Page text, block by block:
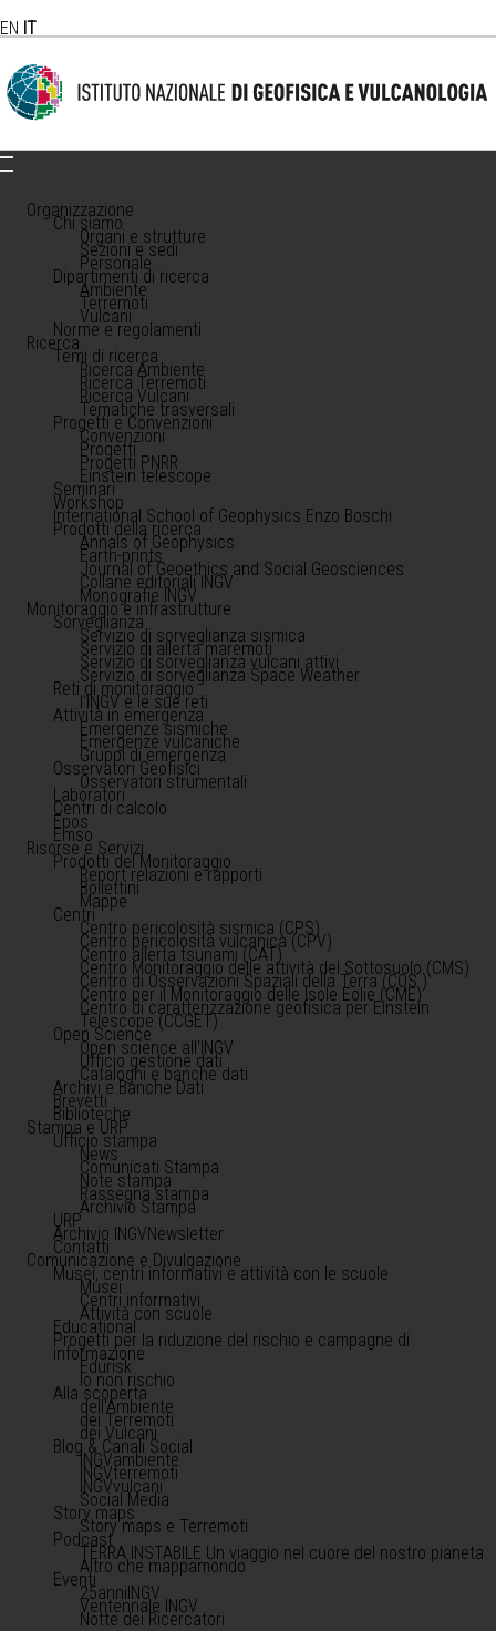
EN IT
Organizzazione
Chi siamo
Organi e strutture
Sezioni e sedi
Personale
Dipartimenti di ricerca
Ambiente
Terremoti
Vulcani
Norme e regolamenti
Ricerca
Temi di ricerca
Ricerca Ambiente
Ricerca Terremoti
Ricerca Vulcani
Tematiche trasversali
Progetti e Convenzioni
Convenzioni
Progetti
Progetti PNRR
Einstein telescope
Seminari
Workshop
International School of Geophysics Enzo Boschi
Prodotti della ricerca
Annals of Geophysics
Earth-prints
Journal of Geoethics and Social Geosciences
Collane editoriali INGV
Monografie INGV
Monitoraggio e infrastrutture
Sorveglianza
Servizio di sorveglianza sismica
Servizio di allerta maremoti
Servizio di sorveglianza vulcani attivi
Servizio di sorveglianza Space Weather
Reti di monitoraggio
l'INGV e le sue reti
Attività in emergenza
Emergenze sismiche
Emergenze vulcaniche
Gruppi di emergenza
Osservatori Geofisici
Osservatori strumentali
Laboratori
Centri di calcolo
Epos
Emso
Risorse e Servizi
Prodotti del Monitoraggio
Report relazioni e rapporti
Bollettini
Mappe
Centri
Centro pericolosità sismica (CPS)
Centro pericolosità vulcanica (CPV)
Centro allerta tsunami (CAT)
Centro Monitoraggio delle attività del Sottosuolo (CMS)
Centro di Osservazioni Spaziali della Terra (COS )
Centro per il Monitoraggio delle Isole Eolie (CME)
Centro di caratterizzazione geofisica per Einstein
Telescope (CCGET)
Open Science
Open science all'INGV
Ufficio gestione dati
Cataloghi e banche dati
Archivi e Banche Dati
Brevetti
Biblioteche
Stampa e URP
Ufficio stampa
News
Comunicati Stampa
Note stampa
Rassegna stampa
Archivio Stampa
URP
Archivio INGVNewsletter
Contatti
Comunicazione e Divulgazione
Musei, centri informativi e attività con le scuole
Musei
Centri informativi
Attività con scuole
Educational
Progetti per la riduzione del rischio e campagne di
informazione
Edurisk
Io non rischio
Alla scoperta
dell'Ambiente
dei Terremoti
dei Vulcani
Blog & Canali Social
INGVambiente
INGVterremoti
INGVvulcani
Social Media
Story maps
Story maps e Terremoti
Podcast
TERRA INSTABILE Un viaggio nel cuore del nostro pianeta
Altro che mappamondo
Eventi
25anniINGV
Ventennale INGV
Notte dei Ricercatori